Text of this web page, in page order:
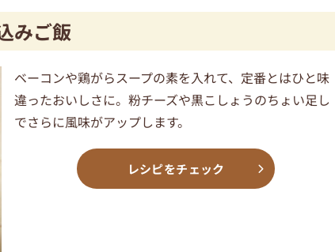
みご飯
ベーコンや鶏がらスープの素を入れて、定番とはひと味
違ったおいしさに。粉チーズや黒こしょうのちょい足し
でさらに風味がアップします。
レシピをチェック